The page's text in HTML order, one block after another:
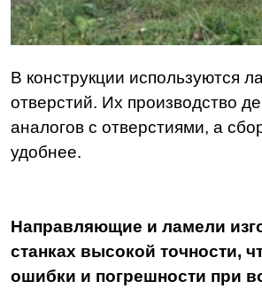
В конструкции используются
отверстий. Их производство
аналогов с отверстиями, а
удобнее.
Направляющие и ламели
станках высокой точности,
ошибки и погрешности при